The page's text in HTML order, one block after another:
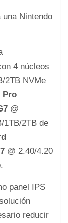
una Nintendo
4 núcleos
2TB NVMe
Pro
@
1TB/2TB de
@ 2.40/4.20
panel IPS
reducir